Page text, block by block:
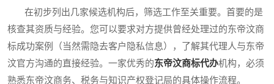
在初步列出几家候选机构后，筛选工作至关重要。首要的是
核查其资质与经验。您可以要求对方提供曾经处理过的东帝汶商
标成功案例（当然需隐去客户隐私信息），了解其代理人与东帝
汶官方沟通的直接经验。一家优秀的东帝汶商标代办机构，必须
熟悉东帝汶商务、税务与知识产权登记局的具体操作流程。